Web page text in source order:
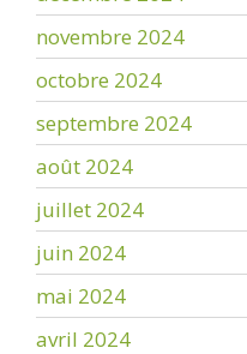
novembre 2024
octobre 2024
septembre 2024
août 2024
juillet 2024
juin 2024
mai 2024
avril 2024